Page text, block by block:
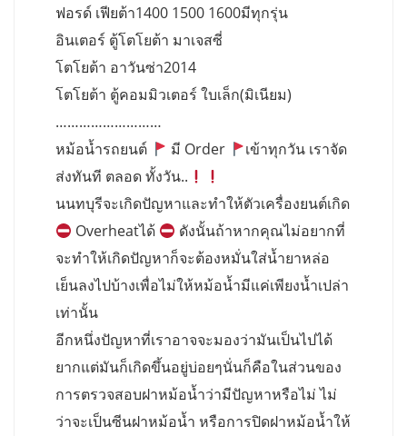
ฟอรด์ เฟียต้า1400 1500 1600มีทุกรุ่น
อินเตอร์ ตู้โตโยต้า มาเจสซี่
โตโยต้า อาวันซ่า2014
โตโยต้า ตู้คอมมิวเตอร์ ใบเล็ก(มิเนียม)
………………………
หม้อน้ำรถยนต์
มี Order
เข้าทุกวัน เราจัด
ส่งทันที ตลอด ทั้งวัน..
นนทบุรีจะเกิดปัญหาและทำให้ตัวเครื่องยนต์เกิด
Overheatได้
ดังนั้นถ้าหากคุณไม่อยากที่
จะทำให้เกิดปัญหาก็จะต้องหมั่นใส่น้ำยาหล่อ
เย็นลงไปบ้างเพื่อไม่ให้หม้อน้ำมีแค่เพียงน้ำเปล่า
เท่านั้น
อีกหนึ่งปัญหาที่เราอาจจะมองว่ามันเป็นไปได้
ยากแต่มันก็เกิดขึ้นอยู่บ่อยๆนั่นก็คือในส่วนของ
การตรวจสอบฝาหม้อน้ำว่ามีปัญหาหรือไม่ ไม่
ว่าจะเป็นซีนฝาหม้อน้ำ หรือการปิดฝาหม้อน้ำให้